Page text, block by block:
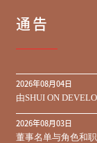
通告
2026年08月04日
由SHUI ON
期之450,000,000美
同意结果
2026年08月03日
董事名单与角色和